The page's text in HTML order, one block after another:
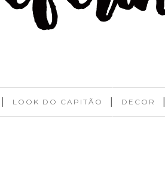
| LOOK DO CAPITÃO | DECOR |